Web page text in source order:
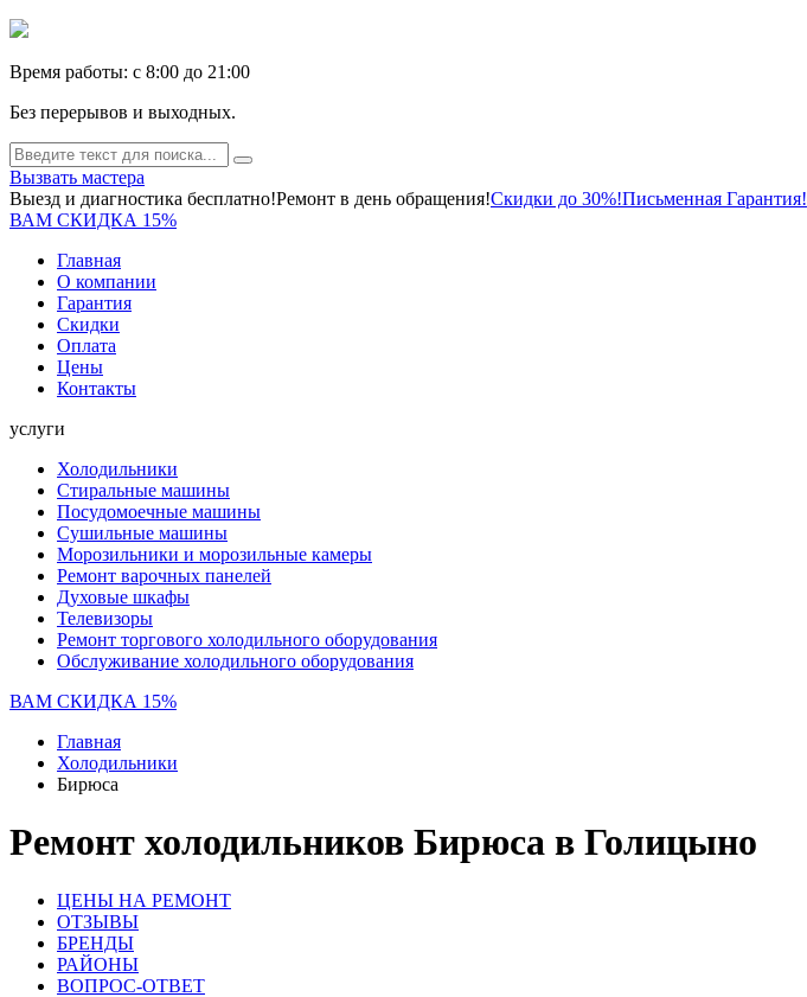
Время работы: c 8:00 до 21:00
Без перерывов и выходных.
Вызвать мастера
Выезд и диагностика бесплатно!Ремонт в день обращения!Скидки до 30%!Письменная Гарантия!
ВАМ СКИДКА 15%
Главная
О компании
Гарантия
Скидки
Оплата
Цены
Контакты
услуги
Холодильники
Стиральные машины
Посудомоечные машины
Сушильные машины
Морозильники и морозильные камеры
Ремонт варочных панелей
Духовые шкафы
Телевизоры
Ремонт торгового холодильного оборудования
Обслуживание холодильного оборудования
ВАМ СКИДКА 15%
Главная
Холодильники
Бирюса
Ремонт холодильников Бирюса в Голицыно
ЦЕНЫ НА РЕМОНТ
ОТЗЫВЫ
БРЕНДЫ
РАЙОНЫ
ВОПРОС-ОТВЕТ